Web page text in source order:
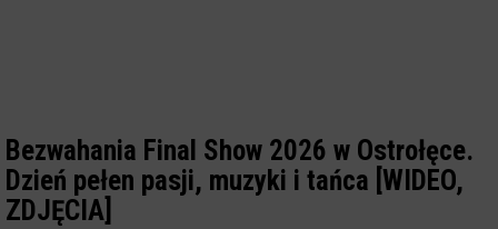
Bezwahania Final Show 2026 w Ostrołęce.
Dzień pełen pasji, muzyki i tańca [WIDEO,
ZDJĘCIA]